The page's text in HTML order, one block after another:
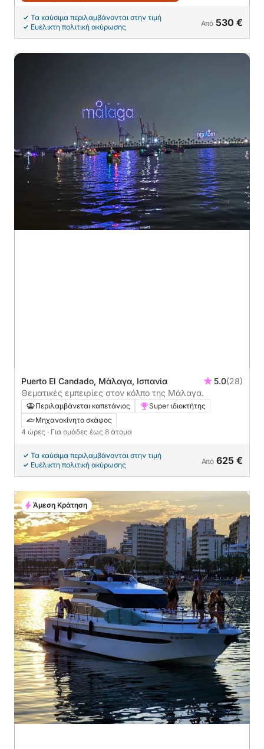
Τα καύσιμα περιλαμβάνονται στην τιμή
Ευέλικτη πολιτική ακύρωσης
Από 530 €
Puerto El Candado, Μάλαγα, Ισπανία 5.0(28)
Θεματικές εμπειρίες στον κόλπο της Μάλαγα.
Περιλαμβάνεται καπετάνιος
Super ιδιοκτήτης
Μηχανοκίνητο σκάφος
4 ώρες · Για ομάδες έως 8 άτομα
Τα καύσιμα περιλαμβάνονται στην τιμή
Ευέλικτη πολιτική ακύρωσης
Από 625 €
Άμεση Κράτηση